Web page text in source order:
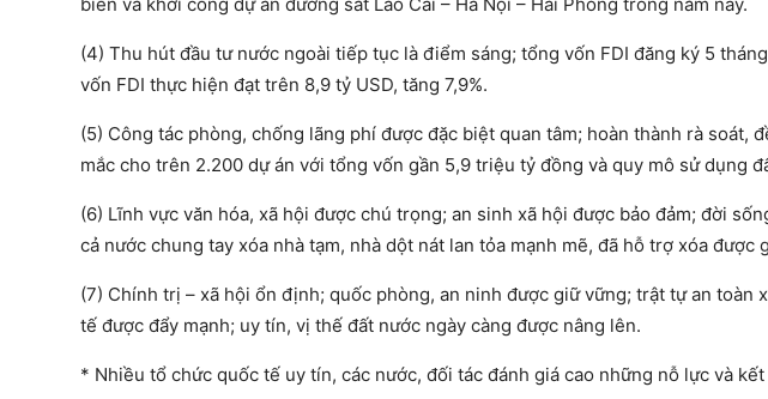
(4) Thu hút đầu tư nước ngoài tiếp tục là điểm sáng; tổng vốn FDI đăng ký 5
vốn FDI thực hiện đạt trên 8,9 tỷ USD, tăng 7,9%.
(5) Công tác phòng, chống lãng phí được đặc biệt quan tâm; hoàn thành rà soát,
mắc cho trên 2.200 dự án với tổng vốn gần 5,9 triệu tỷ đồng và quy mô sử dụng
(6) Lĩnh vực văn hóa, xã hội được chú trọng; an sinh xã hội được bảo đảm; đời
cả nước chung tay xóa nhà tạm, nhà dột nát lan tỏa mạnh mẽ, đã hỗ trợ xóa được
(7) Chính trị – xã hội ổn định; quốc phòng, an ninh được giữ vững; trật tự an toàn
tế được đẩy mạnh; uy tín, vị thế đất nước ngày càng được nâng lên.
* Nhiều tổ chức quốc tế uy tín, các nước, đối tác đánh giá cao những nỗ lực và